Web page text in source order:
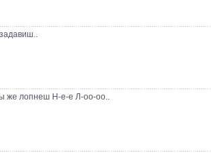
же лопнеш Н-е-е Л-оо-оо..